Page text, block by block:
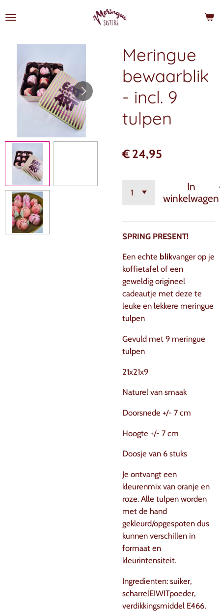
direct
hoofdinhoud
Meringue
bewaarblik
- incl. 9
tulpen
€ 24,95
In
winkelwagen
SPRING PRESENT!
Een echte blikvanger op je
koffietafel of een
geweldig origineel
cadeautje met deze te
leuke en lekkere meringue
tulpen
Gevuld met 9 meringue
tulpen
21x21x9
Naturel van smaak
Doorsnede +/- 7 cm
Hoogte +/- 7 cm
Doosje van 6 stuks
Je ontvangt een
kleurenmix van oranje en
roze. Alle tulpen worden
met de hand
gekleurd/opgespoten dus
kunnen verschillen in
formaat en
kleurintensiteit.
Ingredienten: suiker,
scharrelEIWITpoeder,
verdikkingsmiddel E466,